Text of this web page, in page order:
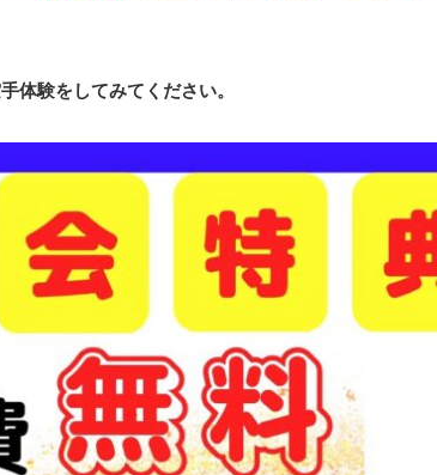
体験をしてみてください。